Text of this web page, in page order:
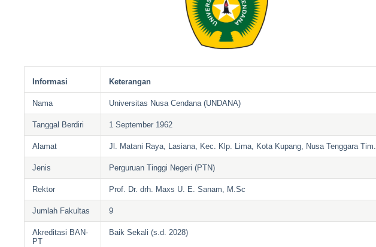
Informasi Keterangan
Nama Universitas Nusa Cendana (UNDANA)
Tanggal Berdiri 1 September 1962
Alamat Jl. Matani Raya, Lasiana, Kec. Klp. Lima, Kota Kupang, Nusa Tenggara Tim.
Jenis Perguruan Tinggi Negeri (PTN)
Rektor Prof. Dr. drh. Maxs U. E. Sanam, M.Sc
Jumlah Fakultas 9
Akreditasi BAN-
PT
Baik Sekali (s.d. 2028)